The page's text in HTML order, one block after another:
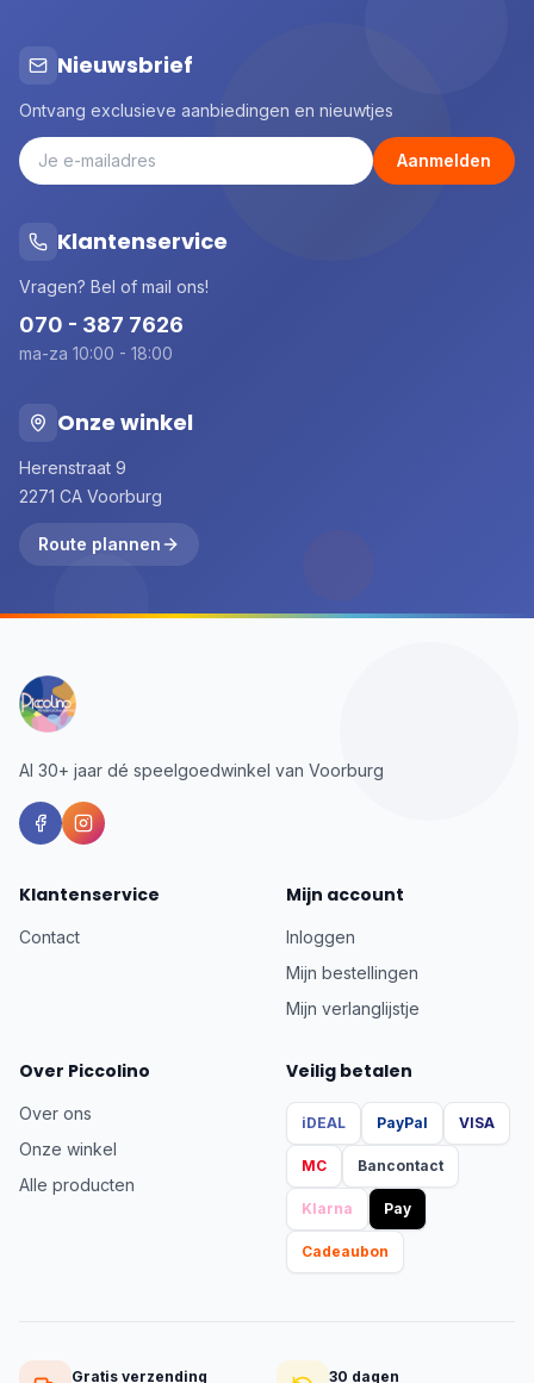
Nieuwsbrief
Ontvang exclusieve aanbiedingen en nieuwtjes
Aanmelden
Klantenservice
Vragen? Bel of mail ons!
070 - 387 7626
ma-za 10:00 - 18:00
Onze winkel
Herenstraat 9
2271 CA Voorburg
Route plannen
Al 30+ jaar dé speelgoedwinkel van Voorburg
Klantenservice
Contact
Mijn account
Inloggen
Mijn bestellingen
Mijn verlanglijstje
Over Piccolino
Over ons
Onze winkel
Alle producten
Veilig betalen
iDEAL PayPal VISA
MC Bancontact
Klarna Pay
Cadeaubon
Gratis verzending 30 dagen